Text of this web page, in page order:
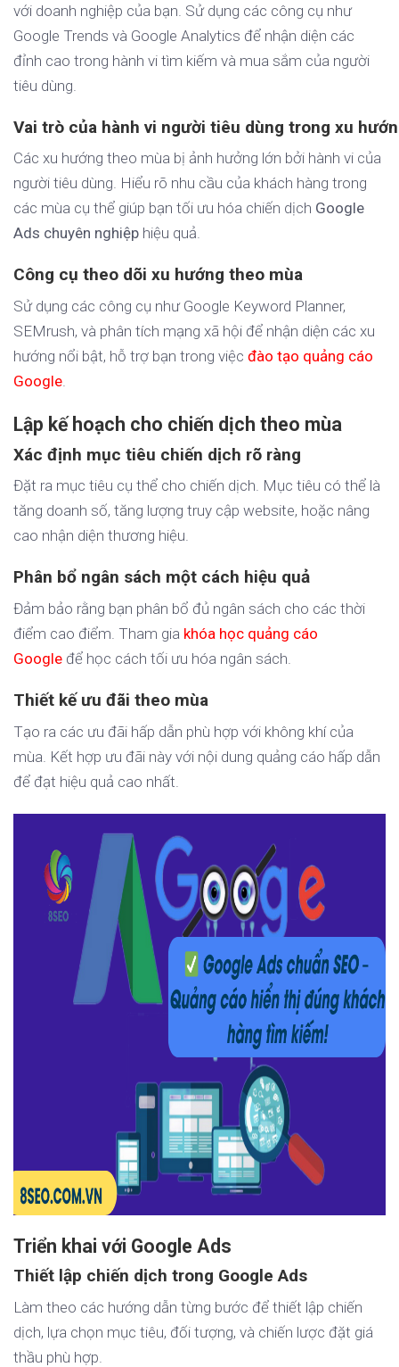
với doanh nghiệp của bạn. Sử dụng các công cụ như
Google Trends và Google Analytics để nhận diện các
đỉnh cao trong hành vi tìm kiếm và mua sắm của người
tiêu dùng.
Vai trò của hành vi người tiêu dùng trong xu
Các xu hướng theo mùa bị ảnh hưởng lớn bởi hành vi của
người tiêu dùng. Hiểu rõ nhu cầu của khách hàng trong
các mùa cụ thể giúp bạn tối ưu hóa chiến dịch Google
Ads chuyên nghiệp hiệu quả.
Công cụ theo dõi xu hướng theo mùa
Sử dụng các công cụ như Google Keyword Planner,
SEMrush, và phân tích mạng xã hội để nhận diện các xu
hướng nổi bật, hỗ trợ bạn trong việc đào tạo quảng cáo
Google
Lập kế hoạch cho chiến dịch theo mùa
Xác định mục tiêu chiến dịch rõ ràng
Đặt ra mục tiêu cụ thể cho chiến dịch. Mục tiêu có thể là
tăng doanh số, tăng lượng truy cập website, hoặc nâng
cao nhận diện thương hiệu.
Phân bổ ngân sách một cách hiệu quả
Đảm bảo rằng bạn phân bổ đủ ngân sách cho các thời
điểm cao điểm. Tham gia khóa học quảng cáo
Google để học cách tối ưu hóa ngân sách.
Thiết kế ưu đãi theo mùa
Tạo ra các ưu đãi hấp dẫn phù hợp với không khí của
mùa. Kết hợp ưu đãi này với nội dung quảng cáo hấp dẫn
để đạt hiệu quả cao nhất.
Triển khai với Google Ads
Thiết lập chiến dịch trong Google Ads
Làm theo các hướng dẫn từng bước để thiết lập chiến
dịch, lựa chọn mục tiêu, đối tượng, và chiến lược đặt giá
thầu phù hợp.